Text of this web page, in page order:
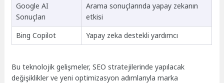
Google AI
Sonuçları
Arama sonuçlarında yapay zekanın
etkisi
Bing Copilot
Yapay zeka destekli yardımcı
Bu teknolojik gelişmeler, SEO stratejilerinde yapılacak
değişiklikler ve yeni optimizasyon adımlarıyla marka